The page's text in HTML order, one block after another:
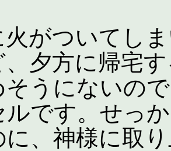
火がついてし
夕方に帰宅
そうにないの
ルです。せっ
に、神様に取